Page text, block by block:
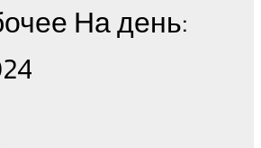
На день: